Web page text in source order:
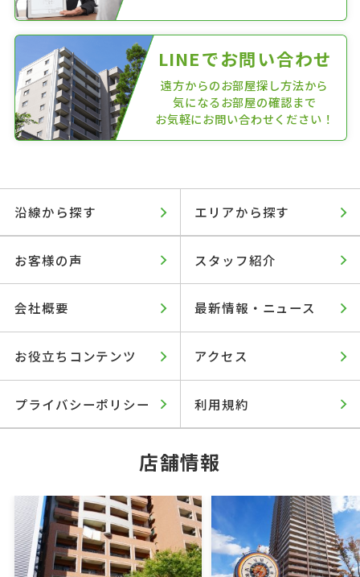
LINEでお問い合わせ
遠方からのお部屋探し方法から
気になるお部屋の確認まで
お気軽にお問い合わせください！
沿線から探す エリアから探す
お客様の声 スタッフ紹介
会社概要 最新情報・ニュース
お役立ちコンテンツ アクセス
プライバシーポリシー 利用規約
店舗情報